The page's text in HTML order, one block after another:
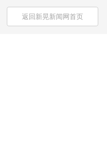
返回新晃新闻网首页